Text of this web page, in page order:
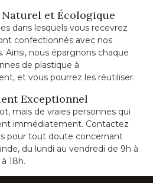
Naturel et Écologique
dans lesquels vous recevrez
confectionnés avec nos
Ainsi, nous épargnons chaque
de plastique à
et vous pourrez les réutiliser.
Exceptionnel
mais de vraies personnes qui
immédiatement. Contactez
pour tout doute concernant
du lundi au vendredi de 9h à
18h.